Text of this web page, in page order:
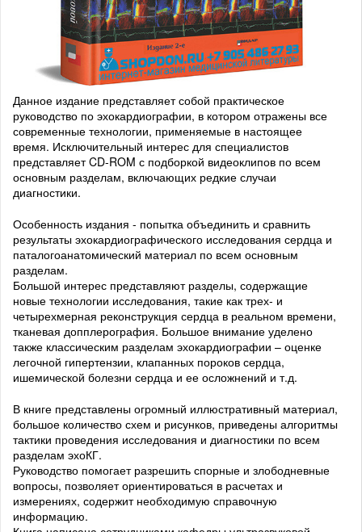
Данное издание представляет собой практическое
руководство по эхокардиографии, в котором отражены все
современные технологии, применяемые в настоящее
время. Исключительный интерес для специалистов
представляет CD-ROM с подборкой видеоклипов по всем
основным разделам, включающих редкие случаи
диагностики.
Особенность издания - попытка объединить и сравнить
результаты эхокардиографического исследования сердца и
паталогоанатомический материал по всем основным
разделам.
Большой интерес представляют разделы, содержащие
новые технологии исследования, такие как трех- и
четырехмерная реконструкция сердца в реальном времени,
тканевая допплерография. Большое внимание уделено
также классическим разделам эхокардиографии – оценке
легочной гипертензии, клапанных пороков сердца,
ишемической болезни сердца и ее осложнений и т.д.
В книге представлены огромный иллюстративный материал,
большое количество схем и рисунков, приведены алгоритмы
тактики проведения исследования и диагностики по всем
разделам эхоКГ.
Руководство помогает разрешить спорные и злободневные
вопросы, позволяет ориентироваться в расчетах и
измерениях, содержит необходимую справочную
информацию.